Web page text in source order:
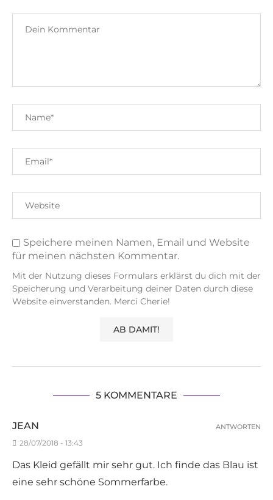
Speichere meinen Namen, Email und Website
für meinen nächsten Kommentar.
Mit der Nutzung dieses Formulars erklärst du dich mit der
Speicherung und Verarbeitung deiner Daten durch diese
Website einverstanden. Merci Cherie!
5 KOMMENTARE
JEAN
28/07/2018 - 13:43
Das Kleid gefällt mir sehr gut. Ich finde das Blau ist
eine sehr schöne Sommerfarbe.
ANTWORTEN